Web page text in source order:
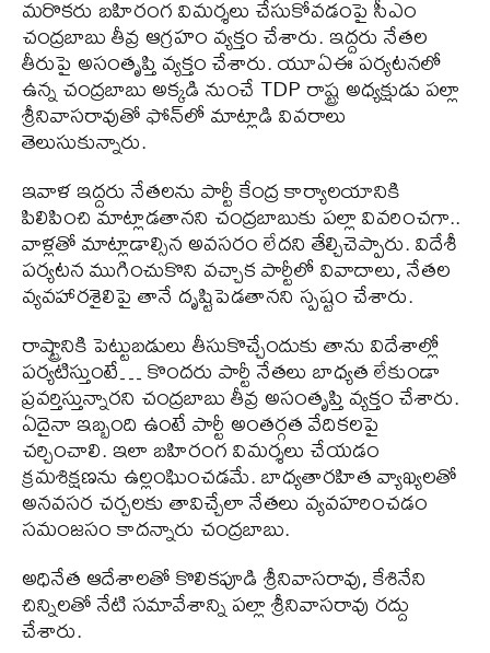
మరొకరు బహిరంగ విమర్శలు చేసుకోవడంపై సీఎం
చంద్రబాబు తీవ్ర ఆగ్రహం వ్యక్తం చేశారు. ఇద్దరు నేతల
తీరుపై అసంతృప్తి వ్యక్తం చేశారు. యూఏఈ పర్యటనలో
ఉన్న చంద్రబాబు అక్కడి నుంచే TDP రాష్ట్ర అధ్యక్షుడు పల్లా
శ్రీనివాసరావుతో ఫోన్‌లో మాట్లాడి వివరాలు
తెలుసుకున్నారు.
ఇవాళ ఇద్దరు నేతలను పార్టీ కేంద్ర కార్యాలయానికి
పిలిపించి మాట్లాడతానని చంద్రబాబుకు పల్లా వివరించగా..
వాళ్లతో మాట్లాడాల్సిన అవసరం లేదని తేల్చిచెప్పారు. విదేశీ
పర్యటన ముగించుకొని వచ్చాక పార్టీలో వివాదాలు, నేతల
వ్యవహారశైలిపై తానే దృష్టిపెడతానని స్పష్టం చేశారు.
రాష్ట్రానికి పెట్టుబడులు తీసుకొచ్చేందుకు తాను విదేశాల్లో
పర్యటిస్తుంటే… కొందరు పార్టీ నేతలు బాధ్యత లేకుండా
ప్రవర్తిస్తున్నారని చంద్రబాబు తీవ్ర అసంతృప్తి వ్యక్తం చేశారు.
ఏదైనా ఇబ్బంది ఉంటే పార్టీ అంతర్గత వేదికలపై
చర్చించాలి. ఇలా బహిరంగ విమర్శలు చేయడం
క్రమశిక్షణను ఉల్లంఘించడమే. బాధ్యతారహిత వ్యాఖ్యలతో
అనవసర చర్చలకు తావిచ్చేలా నేతలు వ్యవహరించడం
సమంజసం కాదన్నారు చంద్రబాబు.
అధినేత ఆదేశాలతో కొలికపూడి శ్రీనివాసరావు, కేశినేని
చిన్నిలతో నేటి సమావేశాన్ని పల్లా శ్రీనివాసరావు రద్దు
చేశారు.